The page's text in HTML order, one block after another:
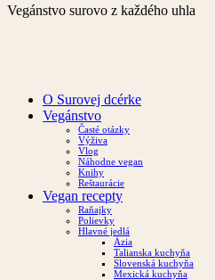
Vegánstvo surovo z každého uhla
O Surovej dcérke
Vegánstvo
Časté otázky
Výživa
Vlog
Náhodne vegan
Knihy
Reštaurácie
Vegan recepty
Raňajky
Polievky
Hlavné jedlá
Ázia
Talianska kuchyňa
Slovenská kuchyňa
Mexická kuchyňa